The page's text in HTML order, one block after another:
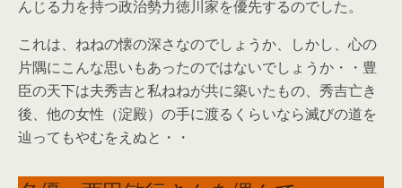
んじる力を持つ政治勢力徳川家を優先するのでした。
これは、ねねの懐の深さなのでしょうか、しかし、心の
片隅にこんな思いもあったのではないでしょうか・・豊
臣の天下は夫秀吉と私ねねが共に築いたもの、秀吉亡き
後、他の女性（淀殿）の手に渡るくらいなら滅びの道を
辿ってもやむをえぬと・・